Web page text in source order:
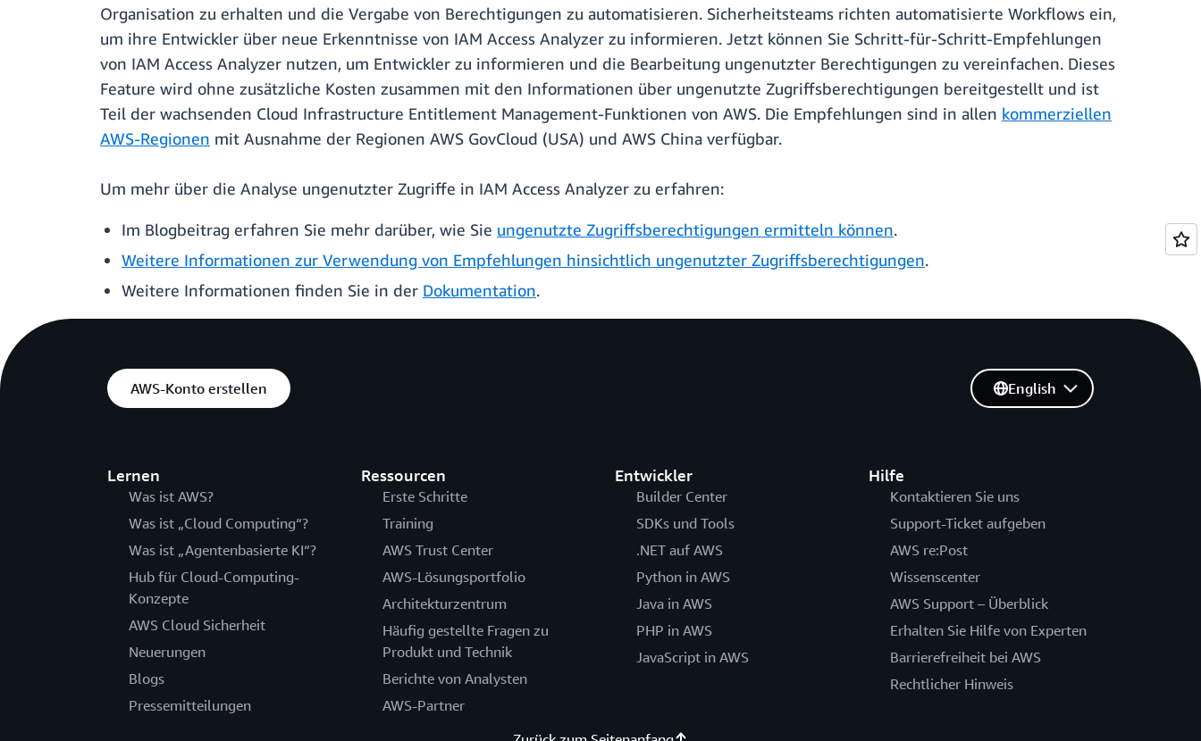
Organisation zu erhalten und die Vergabe von Berechtigungen zu automatisieren. Sicherheitsteams richten automatisierte Workflows ein,
um ihre Entwickler über neue Erkenntnisse von IAM Access Analyzer zu informieren. Jetzt können Sie Schritt-für-Schritt-Empfehlungen
von IAM Access Analyzer nutzen, um Entwickler zu informieren und die Bearbeitung ungenutzter Berechtigungen zu vereinfachen. Dieses
Feature wird ohne zusätzliche Kosten zusammen mit den Informationen über ungenutzte Zugriffsberechtigungen bereitgestellt und ist
Teil der wachsenden Cloud Infrastructure Entitlement Management-Funktionen von AWS. Die Empfehlungen sind in allen kommerziellen
AWS-Regionen mit Ausnahme der Regionen AWS GovCloud (USA) und AWS China verfügbar.
Um mehr über die Analyse ungenutzter Zugriffe in IAM Access Analyzer zu erfahren:
Im Blogbeitrag erfahren Sie mehr darüber, wie Sie ungenutzte Zugriffsberechtigungen ermitteln können.
Weitere Informationen zur Verwendung von Empfehlungen hinsichtlich ungenutzter Zugriffsberechtigungen.
Weitere Informationen finden Sie in der Dokumentation.
AWS-Konto erstellen
Lernen
Was ist AWS?
Was ist „Cloud Computing“?
Was ist „Agentenbasierte KI“?
Hub für Cloud-Computing-
Konzepte
AWS Cloud Sicherheit
Neuerungen
Blogs
Pressemitteilungen
Ressourcen
Erste Schritte
Training
AWS Trust Center
AWS-Lösungsportfolio
Architekturzentrum
Häufig gestellte Fragen zu
Produkt und Technik
Berichte von Analysten
AWS-Partner
Entwickler
Builder Center
SDKs und Tools
.NET auf AWS
Python in AWS
Java in AWS
PHP in AWS
JavaScript in AWS
Hilfe
Kontaktieren Sie uns
Support-Ticket aufgeben
AWS re:Post
Wissenscenter
AWS Support – Überblick
Erhalten Sie Hilfe von Experten
Barrierefreiheit bei AWS
Rechtlicher Hinweis
English